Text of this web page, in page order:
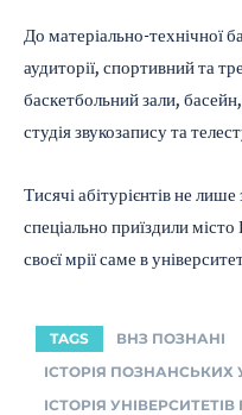
До матеріально-технічної
аудиторії, спортивний та
баскетбольний зали,
студія звукозапису та
Тисячі абітурієнтів не
спеціально приїздили
своєї мрії саме в
TAGS
ВНЗ ПОЗНАНІ
ІСТОРІЯ ПОЗНАНСЬКИХ
ІСТОРІЯ